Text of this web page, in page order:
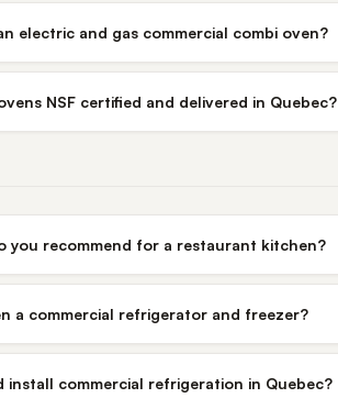
electric and gas commercial combi oven?
NSF certified and delivered in Quebec?
you recommend for a restaurant kitchen?
a commercial refrigerator and freezer?
install commercial refrigeration in Quebec?